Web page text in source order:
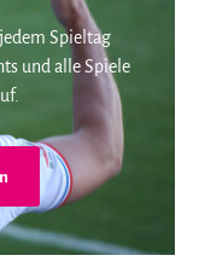
Spieltag
und alle Spiele